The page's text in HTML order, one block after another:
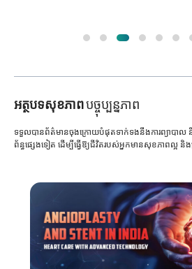
អត្ថបទសុខភាពបច្ចុប្បន្នភាព
ទទួលបានព័ត៌មានចុងក្រោយបំផុតទាក់ទងនឹងការព្យាបាល
ព័ន្ធផ្សេងទៀត ដើម្បីធ្វើឱ្យជីវិតរបស់អ្នកមានសុខភាពល្អ និ